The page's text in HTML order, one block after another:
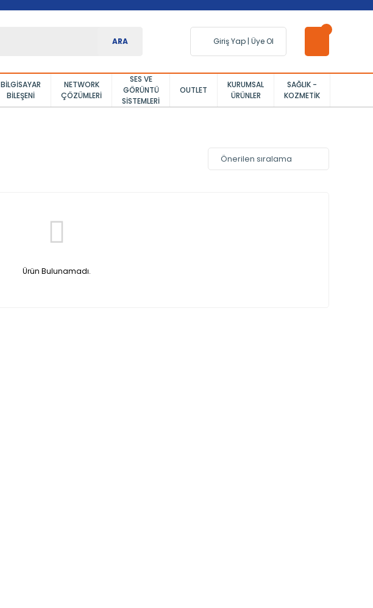
ARA Giriş Yap | Üye Ol
BILGISAYAR
BILEŞENI
NETWORK
ÇÖZÜMLERI
SES VE
GÖRÜNTÜ
SISTEMLERI
OUTLET
KURUMSAL
ÜRÜNLER
SAĞLIK -
KOZMETIK
Ürün Bulunamadı.